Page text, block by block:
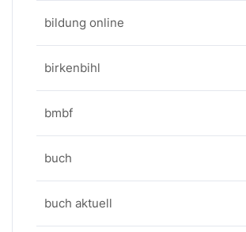
bildung online
birkenbihl
bmbf
buch
buch aktuell